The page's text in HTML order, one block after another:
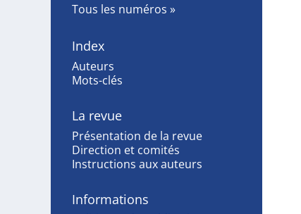
Tous les numéros
Index
Auteurs
Mots-clés
La revue
Présentation de la revue
Direction et comités
Instructions aux auteurs
Informations